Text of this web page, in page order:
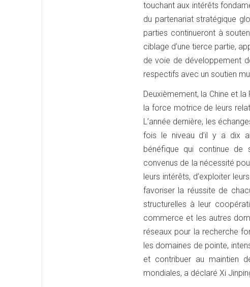
touchant aux intérêts
du partenariat stratégique
parties continueront à
ciblage d’une tierce partie,
de voie de développement
respectifs avec un soutien
Deuxièmement, la Chine et
la force motrice de leurs
L’année dernière, les
fois le niveau d’il y a dix
bénéfique qui continue de
convenus de la nécessité
leurs intérêts, d’exploiter
favoriser la réussite de
structurelles à leur
commerce et les autres
réseaux pour la recherche
les domaines de pointe,
et contribuer au maintien
mondiales, a déclaré Xi